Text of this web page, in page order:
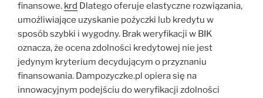
finansowe. krd Dlatego oferuje elastyczne rozwiązania,
umożliwiające uzyskanie pożyczki lub kredytu w
sposób szybki i wygodny. Brak weryfikacji w BIK
oznacza, że ocena zdolności kredytowej nie jest
jedynym kryterium decydującym o przyznaniu
finansowania. Dampozyczke.pl opiera się na
innowacyjnym podejściu do weryfikacji zdolności